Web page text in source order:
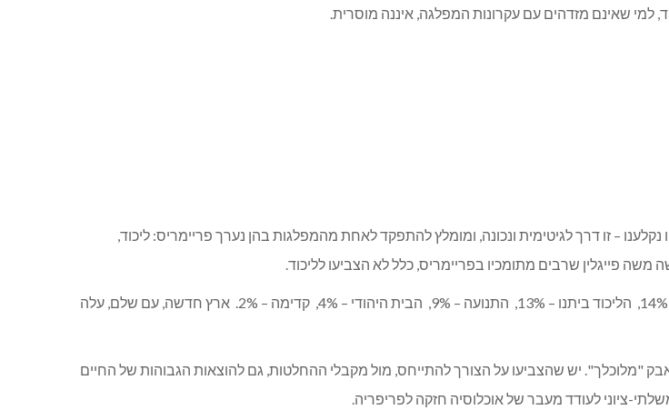
שאינם מזדהים עם עקרונות המפלגה, איננה מוסרית.
– זו דרך לגיטימית ונכונה, ומומלץ להתפקד לאחת מהמפלגות בהן נערך פריימריס: ליכוד,
פייגלין שרבים מתומכיו בפריימריס, כלל לא הצביעו לליכוד.
(תוצאות בחירות ינואר 2013 בכפר ורדים: העבודה – 27%, יש עתיד – 24%, מרץ – 14%, הליכוד ביתנו – 13%, התנועה – 9%, הבית היהודי – 4%, קדימה – 2%. ארץ חדשה, עם שלם, עלה
"מלוכלך". יש שהצביעו על הצורך להתייחס, מול מקבלי ההחלטות, גם להוצאות הגבוהות של החיים
ציוני לעודד מעבר של אוכלוסיה חזקה לפריפריה.